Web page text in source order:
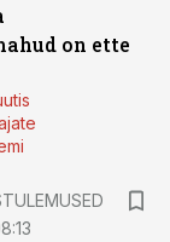
on ette